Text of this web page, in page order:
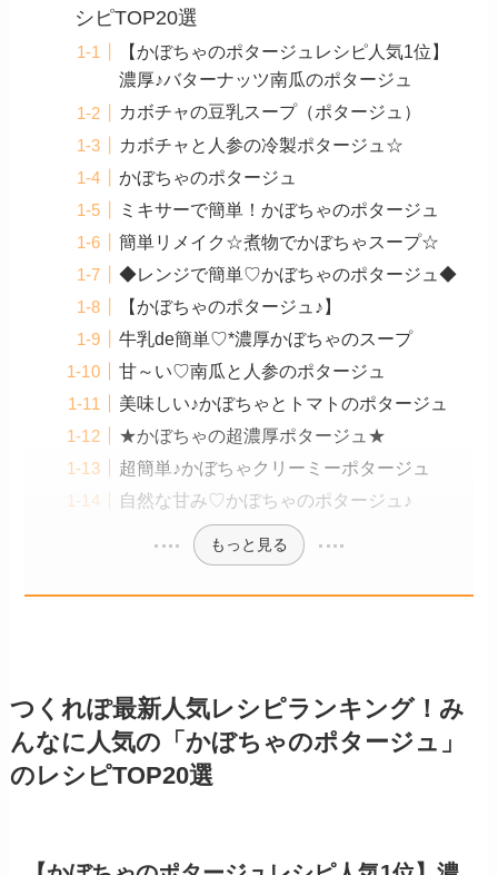
シピTOP20選
【かぼちゃのポタージュレシピ人気1位】
濃厚♪バターナッツ南瓜のポタージュ
カボチャの豆乳スープ（ポタージュ）
カボチャと人参の冷製ポタージュ☆
かぼちゃのポタージュ
ミキサーで簡単！かぼちゃのポタージュ
簡単リメイク☆煮物でかぼちゃスープ☆
◆レンジで簡単♡かぼちゃのポタージュ◆
【かぼちゃのポタージュ♪】
牛乳de簡単♡*濃厚かぼちゃのスープ
甘～い♡南瓜と人参のポタージュ
美味しい♪かぼちゃとトマトのポタージュ
★かぼちゃの超濃厚ポタージュ★
超簡単♪かぼちゃクリーミーポタージュ
自然な甘み♡かぼちゃのポタージュ♪
もっと見る
つくれぽ最新人気レシピランキング！み
んなに人気の「かぼちゃのポタージュ」
のレシピTOP20選